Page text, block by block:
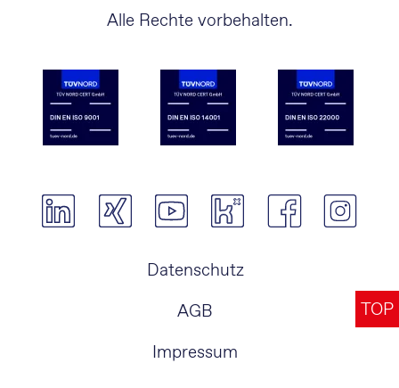
TOP
Alle Rechte vorbehalten.
Navigation
Datenschutz
AGB
Impressum